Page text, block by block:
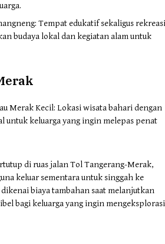
Tempat edukatif sekaligus rekreasi
budaya lokal dan kegiatan alam untuk
Merak Kecil: Lokasi wisata bahari dengan
untuk keluarga yang ingin melepas penat
di ruas jalan Tol Tangerang-Merak,
keluar sementara untuk singgah ke
biaya tambahan saat melanjutkan
bagi keluarga yang ingin mengeksplorasi